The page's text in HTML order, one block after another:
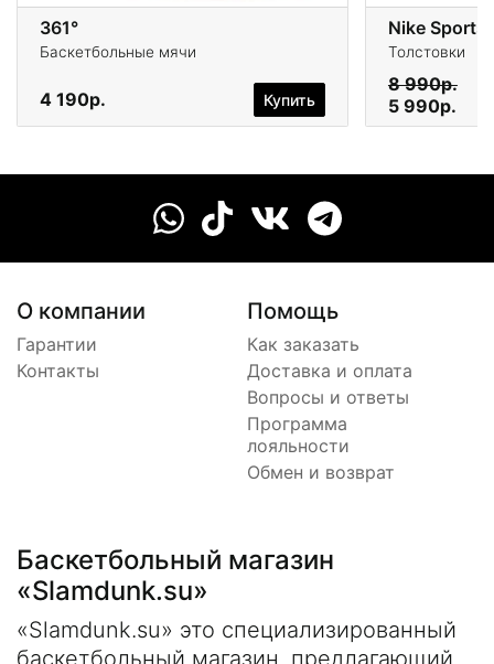
361°
Баскетбольные мячи
4 190р. Купить
Nike
Толстовки
8 990р.
5 990р.
О компании
Гарантии
Контакты
Помощь
Как заказать
Доставка и оплата
Вопросы и ответы
Программа
лояльности
Обмен и возврат
Баскетбольный магазин
«Slamdunk.su»
«Slamdunk.su» это специализированный
баскетбольный магазин, предлагающий